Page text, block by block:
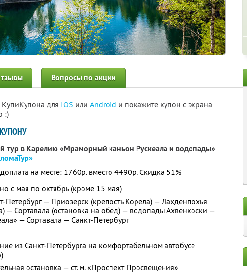
Вопросы по акции
для IOS или Android и покажите купон с экрана
:)
тур в Карелию «Мраморный каньон Рускеала и водопады»
на месте: 1760р. вместо 4490р. Скидка 51%
с мая по октябрь (кроме 15 мая)
Петербург — Приозерск (крепость Корела) — Лахденпохья
— Сортавала (остановка на обед) — водопады Ахвенкоски —
— Сортавала — Санкт-Петербург
из Санкт-Петербурга на комфортабельном автобусе
остановка — ст. м. «Проспект Просвещения»